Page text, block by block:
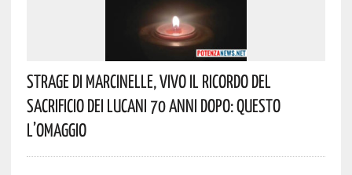
Strage Di Marcinelle, Vivo Il Ricordo Del
Sacrificio Dei Lucani 70 Anni Dopo: Questo
L’omaggio